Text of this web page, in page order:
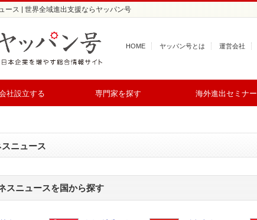
ース | 世界全域進出支援ならヤッパン号
HOME ヤッパン号とは 運営会社
社設立する 専門家を探す 海外進出セミナー
ニュース
スニュースを国から探す